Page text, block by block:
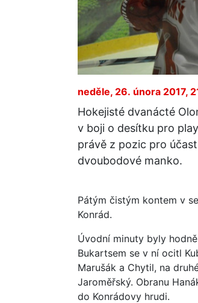
neděle, 26. února 2017,
Hokejisté dvanácté
v boji o desítku pro
právě z pozic pro
dvoubodové manko.
Pátým čistým kontem v
Konrád.
Úvodní minuty byly
Bukartsem se v ní ocitl
Marušák a Chytil, na
Jaroměřský. Obranu
do Konrádovy hrudi.